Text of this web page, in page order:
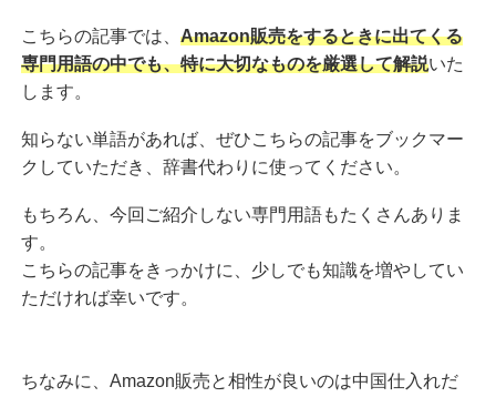
こちらの記事では、 Amazon販売をするときに出てくる
専門用語の中でも、特に大切なものを厳選して解説いた
します。
知らない単語があれば、ぜひこちらの記事をブックマー
クしていただき、辞書代わりに使ってください。
もちろん、今回ご紹介しない専門用語もたくさんありま
す。
こちらの記事をきっかけに、少しでも知識を増やしてい
ただければ幸いです。
ちなみに、Amazon販売と相性が良いのは中国仕入れだ